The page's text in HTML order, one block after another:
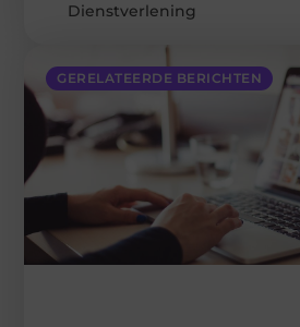
GERELATEERDE BERICHTEN
Dienstverlening